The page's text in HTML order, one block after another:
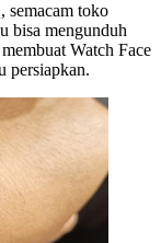
semacam toko
bisa mengunduh
Watch Face
persiapkan.